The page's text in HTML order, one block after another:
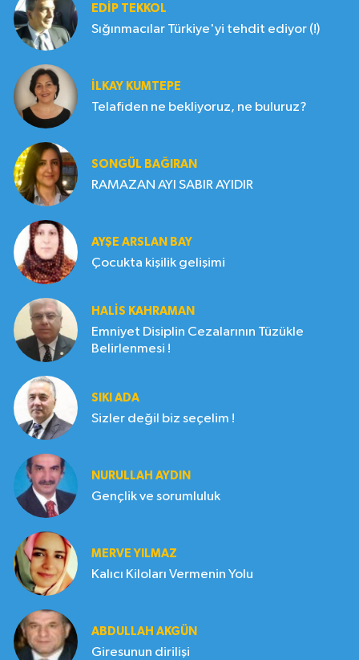
EDIP TEKKOL
Sığınmacılar Türkiye'yi tehdit ediyor (!)
İLKAY KUMTEPE
Telafiden ne bekliyoruz, ne buluruz?
SONGÜL BAĞIRAN
RAMAZAN AYI SABIR AYIDIR
AYŞE ARSLAN BAY
Çocukta kişilik gelişimi
HALIS KAHRAMAN
Emniyet Disiplin Cezalarının Tüzükle
Belirlenmesi !
SIKI ADA
Sizler değil biz seçelim !
NURULLAH AYDIN
Gençlik ve sorumluluk
MERVE YILMAZ
Kalıcı Kiloları Vermenin Yolu
ABDULLAH AKGÜN
Giresunun dirilişi